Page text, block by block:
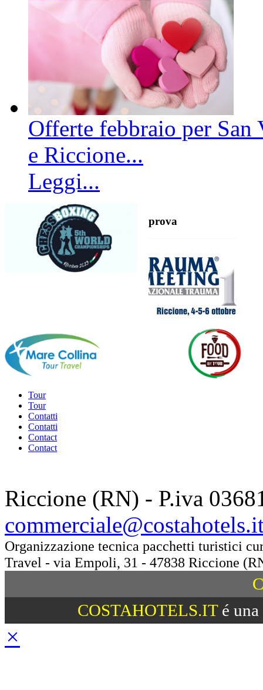
Offerte febbraio per
e Riccione...
Leggi...
prova
Tour
Tour
Contatti
Contatti
Contact
Contact
Riccione (RN) - P.iva
Organizzazione tecnica pacchetti turistici
Travel - via Empoli, 31 - 47838 Riccione
COSTAHOTELS.ITé una
×